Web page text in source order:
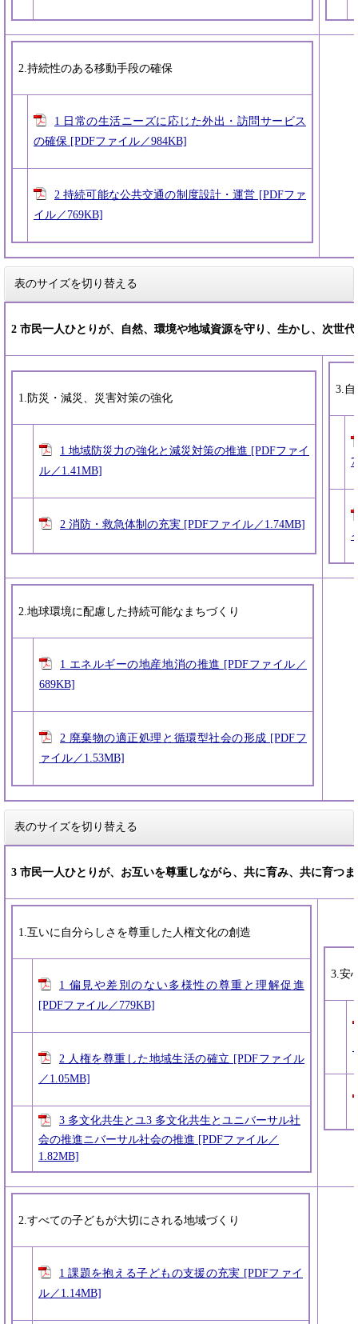
2.持続性のある移動手段の確保
1 日常の生活ニーズに応じた外出・訪問サービス
の確保 [PDFファイル／984KB]
2 持続可能な公共交通の制度設計・運営 [PDFファ
イル／769KB]
表のサイズを切り替える
2 市民一人ひとりが、自然、環境や地域資源を守り、生かし、次世
1.防災・減災、災害対策の強化
1 地域防災力の強化と減災対策の推進 [PDFファイ
ル／1.41MB]
2 消防・救急体制の充実 [PDFファイル／1.74MB]
3.
2.地球環境に配慮した持続可能なまちづくり
1 エネルギーの地産地消の推進 [PDFファイル／
689KB]
2 廃棄物の適正処理と循環型社会の形成 [PDFフ
ァイル／1.53MB]
表のサイズを切り替える
3 市民一人ひとりが、お互いを尊重しながら、共に育み、共に育つま
1.互いに自分らしさを尊重した人権文化の創造
1 偏見や差別のない多様性の尊重と理解促進
[PDFファイル／779KB]
2 人権を尊重した地域生活の確立 [PDFファイル
／1.05MB]
3 多文化共生とユ3 多文化共生とユニバーサル社
会の推進ニバーサル社会の推進 [PDFファイル／
1.82MB]
3.安
2.すべての子どもが大切にされる地域づくり
1 課題を抱える子どもの支援の充実 [PDFファイ
ル／1.14MB]